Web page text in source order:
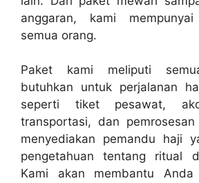
anggaran, kami
semua orang.
Paket kami meliputi
butuhkan untuk perjalanan
seperti tiket pesawat,
transportasi, dan
menyediakan pemandu haji
pengetahuan tentang ritual
Kami akan membantu Anda